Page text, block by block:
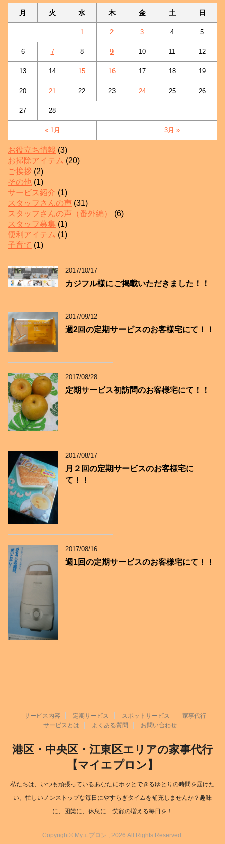
月 火 水 木 金 土 日
« 1月 3月 »
1 2 3 4 5
6 7 8 9 10 11 12
13 14 15 16 17 18 19
20 21 22 23 24 25 26
27 28
お役立ち情報 (3)
お掃除アイテム (20)
ご挨拶 (2)
その他 (1)
サービス紹介 (1)
スタッフさんの声 (31)
スタッフさんの声（番外編）
(6)
スタッフ募集 (1)
便利アイテム (1)
子育て (1)
2017/10/17
カジフル様にご掲載いただきました！！
2017/09/12
週2回の定期サービスのお客様宅にて！！
2017/08/28
定期サービス初訪問のお客様宅にて！！
2017/08/17
月２回の定期サービスのお客様宅に
て！！
2017/08/16
週1回の定期サービスのお客様宅にて！！
サービス内容 定期サービス スポットサービス
家事代行
サービスとは
よくある質問 お問い合わせ
港区・中央区・江東区エリアの家事代行
【マイエプロン】
私たちは、いつも頑張っているあなたにホッとできるゆとりの時間を届けた
い。忙しいノンストップな毎日にやすらぎタイムを補充しませんか？趣味
に、団欒に、休息に…笑顔の増える毎日を！
Copyright© Myエプロン , 2026 All Rights Reserved.